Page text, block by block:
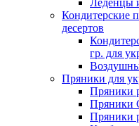
Леденцы
Кондитерские
десертов
гр. для
Пряники для
Пряники
Пряники
Пряники